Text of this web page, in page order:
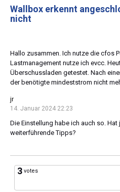
Wallbox erkennt
nicht
Hallo zusammen. Ich nutze die cfos
Lastmanagement nutze ich evcc.
Überschussladen getestet. Nach
der benötigte mindeststrom nicht
jr
14. Januar 2024 22:23
Die Einstellung habe ich auch so.
weiterführende Tipps?
3 votes